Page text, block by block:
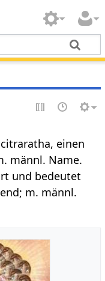
citraratha, einen
männl. Name.
und bedeutet
m. männl.